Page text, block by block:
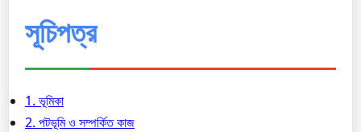
সূচিপত্র
1. ভূমিকা
2. পটভূমি ও সম্পর্কিত কাজ